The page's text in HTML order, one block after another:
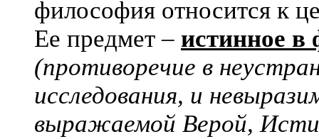
философия относится к
Ее предмет – истинное в
(противоречие в
исследования, и
выражаемой Верой,